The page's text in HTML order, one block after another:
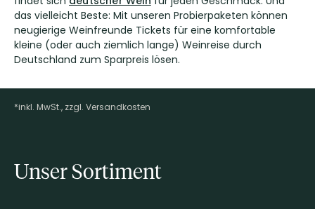
das vielleicht Beste: Mit unseren Probierpaketen können
neugierige Weinfreunde Tickets für eine komfortable
kleine (oder auch ziemlich lange) Weinreise durch
Deutschland zum Sparpreis lösen.
Footer-Menü
*inkl. MwSt., zzgl. Versandkosten
Unser Sortiment